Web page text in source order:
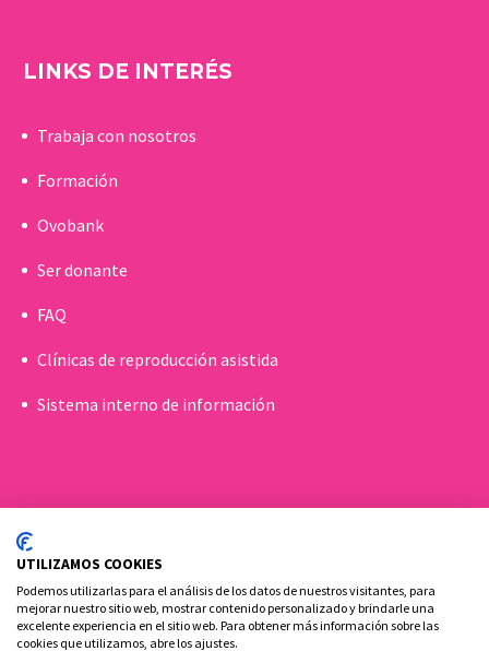
LINKS DE INTERÉS
Trabaja con nosotros
Formación
Ovobank
Ser donante
FAQ
Clínicas de reproducción asistida
Sistema interno de información
UTILIZAMOS COOKIES
Podemos utilizarlas para el análisis de los datos de nuestros visitantes, para
mejorar nuestro sitio web, mostrar contenido personalizado y brindarle una
excelente experiencia en el sitio web. Para obtener más información sobre las
cookies que utilizamos, abre los ajustes.